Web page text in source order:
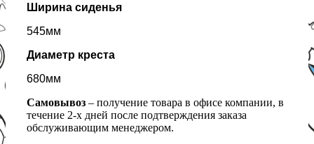
Ширина сиденья
545мм
Диаметр креста
680мм
Самовывоз – получение товара в офисе компании, в
течение 2-х дней после подтверждения заказа
обслуживающим менеджером.